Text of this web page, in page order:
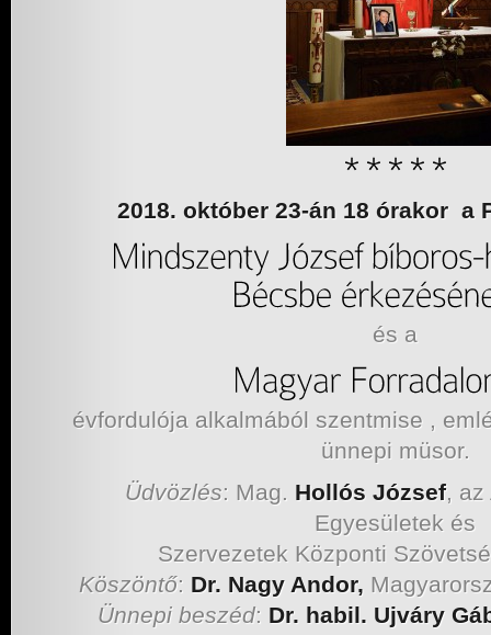
2018. október 23-án 18 órakor a
és a
évfordulója alkalmából szentmise ,
ünnepi müsor.
Üdvözlés: Mag. Hollós József, az
Egyesületek és
Szervezetek Központi
Köszöntő: Dr. Nagy Andor,
Ünnepi beszéd: Dr. habil. Ujváry